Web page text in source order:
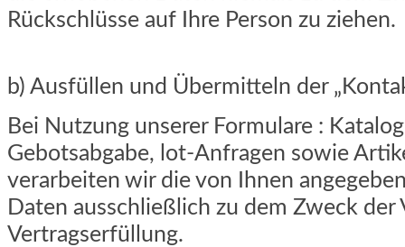
Rückschlüsse auf Ihre Person zu ziehen.
b) Ausfüllen und Übermitteln der
Bei Nutzung unserer Formulare :
Gebotsabgabe, lot-Anfragen sowie
verarbeiten wir die von Ihnen
Daten ausschließlich zu dem Zweck der
Vertragserfüllung.